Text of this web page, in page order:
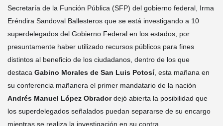
Secretaría de la Función Pública (SFP) del gobierno federal, Irma
Eréndira Sandoval Ballesteros que se está investigando a 10
superdelegados del Gobierno Federal en los estados, por
presuntamente haber utilizado recursos públicos para fines
distintos al beneficio de los ciudadanos, dentro de los que
destaca Gabino Morales de San Luis Potosí, esta mañana en
su conferencia mañanera el primer mandatario de la nación
AndrésManuel López Obradordejó abierta la posibilidad que
los superdelegados señalados puedan separarse de su encargo
mientras se realiza la investigación en su contra.